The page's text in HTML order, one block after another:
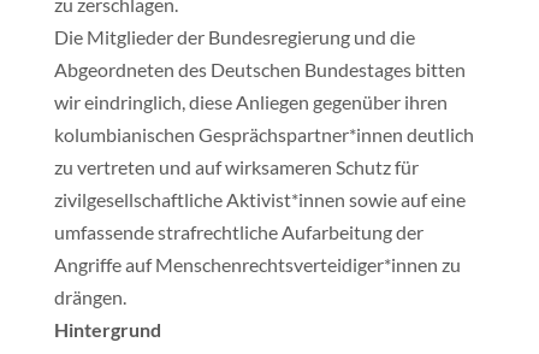
Die Mitglieder der Bundesregierung und die
Abgeordneten des Deutschen Bundestages bitten
wir eindringlich, diese Anliegen gegenüber ihren
kolumbianischen Gesprächspartner*innen deutlich
zu vertreten und auf wirksameren Schutz für
zivilgesellschaftliche Aktivist*innen sowie auf eine
umfassende strafrechtliche Aufarbeitung der
Angriffe auf Menschenrechtsverteidiger*innen zu
drängen.
Hintergrund